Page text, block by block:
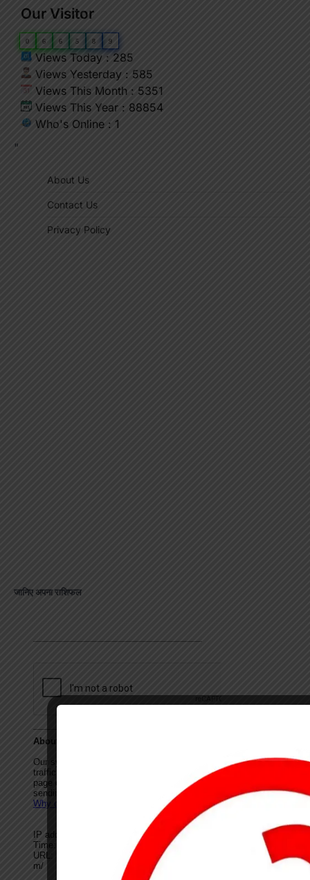
Our Visitor
0 6 6 5 8 9
Views Today : 285
Views Yesterday : 585
Views This Month : 5351
Views This Year : 88854
Who's Online : 1
"
About Us
Contact Us
Privacy Policy
जानिए अपना राशिफल